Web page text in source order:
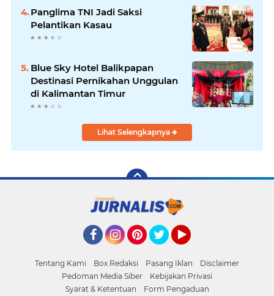
Panglima TNI Jadi Saksi
Pelantikan Kasau
Blue Sky Hotel Balikpapan
Destinasi Pernikahan Unggulan
di Kalimantan Timur
Lihat Selengkapnya
Tentang Kami Box Redaksi Pasang Iklan
Disclaimer
Pedoman Media Siber
Kebijakan Privasi
Syarat & Ketentuan
Form Pengaduan